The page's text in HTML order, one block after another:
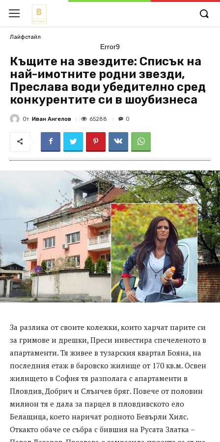
Лайфстайл
Error9
Къщите на звездите: Списък на
най-имотните родни звезди,
Преслава води убедително сред
конкурентите си в шоубизнеса
От Иван Ангелов 65288 0
За разлика от своите колежки, които харчат парите си
за гримове и дрешки, Преси инвестира спечеленото в
апартаменти. Тя живее в тузарския квартал Бояна, на
последния етаж в баровско жилище от 170 кв.м. Освен
жилището в София тя разполага с апартаменти в
Пловдив, Добрич и Слънчев бряг. Повече от половин
милион тя е дала за парцел в пловдивското ело
Белащица, което наричат родното Бевърли Хилс.
Откакто обаче се събра с бившия на Русата Златка –